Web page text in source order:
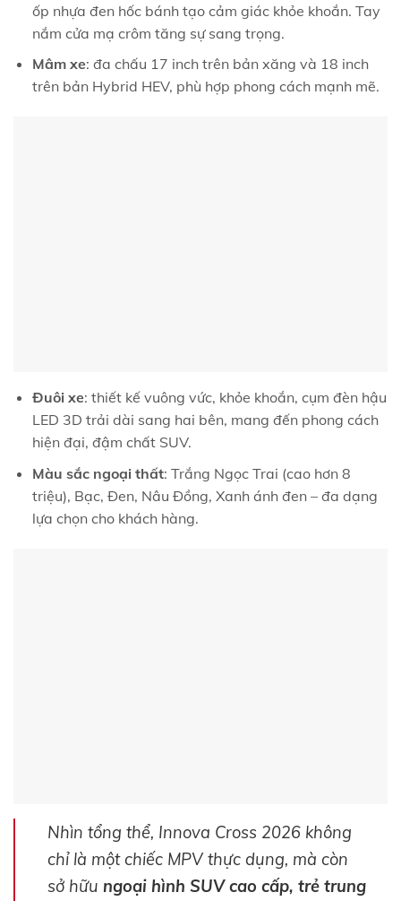
ốp nhựa đen hốc bánh tạo cảm giác khỏe khoắn. Tay
nắm cửa mạ crôm tăng sự sang trọng.
Mâm xe: đa chấu 17 inch trên bản xăng và 18 inch
trên bản Hybrid HEV, phù hợp phong cách mạnh mẽ.
Đuôi xe: thiết kế vuông vức, khỏe khoắn, cụm đèn hậu
LED 3D trải dài sang hai bên, mang đến phong cách
hiện đại, đậm chất SUV.
Màu sắc ngoại thất: Trắng Ngọc Trai (cao hơn 8
triệu), Bạc, Đen, Nâu Đồng, Xanh ánh đen – đa dạng
lựa chọn cho khách hàng.
Nhìn tổng thể, Innova Cross 2026 không
chỉ là một chiếc MPV thực dụng, mà còn
sở hữu ngoại hình SUV cao cấp, trẻ trung